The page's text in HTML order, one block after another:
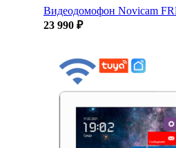
Видеодомофон Novicam
23 990 ₽